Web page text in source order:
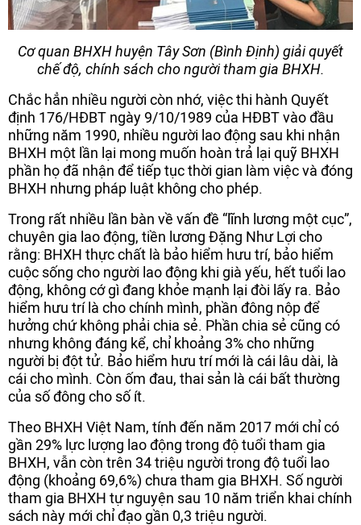
Cơ quan BHXH huyện Tây Sơn (Bình Định) giải quyết
chế độ, chính sách cho người tham gia BHXH.
Chắc hẳn nhiều người còn nhớ, việc thi hành Quyết
định 176/HĐBT ngày 9/10/1989 của HĐBT vào đầu
những năm 1990, nhiều người lao động sau khi nhận
BHXH một lần lại mong muốn hoàn trả lại quỹ BHXH
phần họ đã nhận để tiếp tục thời gian làm việc và đóng
BHXH nhưng pháp luật không cho phép.
Trong rất nhiều lần bàn về vấn đề “lĩnh lương một cục”,
chuyên gia lao động, tiền lương Đặng Như Lợi cho
rằng: BHXH thực chất là bảo hiểm hưu trí, bảo hiểm
cuộc sống cho người lao động khi già yếu, hết tuổi lao
động, không cớ gì đang khỏe mạnh lại đòi lấy ra. Bảo
hiểm hưu trí là cho chính mình, phần đông nộp để
hưởng chứ không phải chia sẻ. Phần chia sẻ cũng có
nhưng không đáng kể, chỉ khoảng 3% cho những
người bị đột tử. Bảo hiểm hưu trí mới là cái lâu dài, là
cái cho mình. Còn ốm đau, thai sản là cái bất thường
của số đông cho số ít.
Theo BHXH Việt Nam, tính đến năm 2017 mới chỉ có
gần 29% lực lượng lao động trong độ tuổi tham gia
BHXH, vẫn còn trên 34 triệu người trong độ tuổi lao
động (khoảng 69,6%) chưa tham gia BHXH. Số người
tham gia BHXH tự nguyện sau 10 năm triển khai chính
sách này mới chỉ đạo gần 0,3 triệu người.